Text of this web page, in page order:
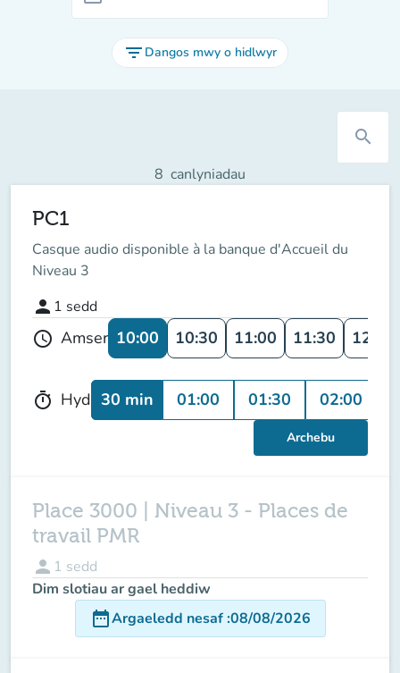
filter_list Dangos mwy o hidlwyr
search
8 canlyniadau
PC1
Casque audio disponible à la banque d'Accueil du
Niveau 3
person 1 sedd
schedule Amser 10:00 10:30 11:00 11:30 12:00
timer Hyd 30 min 01:00 01:30 02:00
Archebu
Place 3000 | Niveau 3 - Places de
travail PMR
person 1 sedd
Dim slotiau ar gael heddiw
date_rangeArgaeledd nesaf:08/08/2026